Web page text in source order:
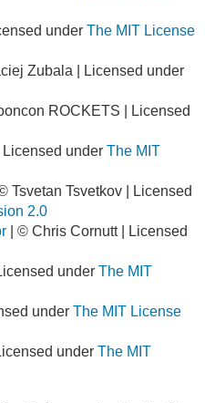
under The MIT License
Zubala | Licensed under
ROCKETS | Licensed
| Licensed under The MIT
Tsvetan Tsvetkov | Licensed
2.0
| © Chris Cornutt | Licensed
under The MIT
under The MIT License
under The MIT